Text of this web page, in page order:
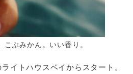
ぶみかん。いい香り。
イトハウスベイからスタート。